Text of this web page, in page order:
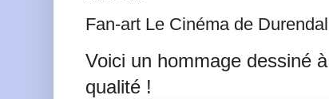
Fan-art Le Cinéma de Durendal
Voici un hommage dessiné à
qualité !